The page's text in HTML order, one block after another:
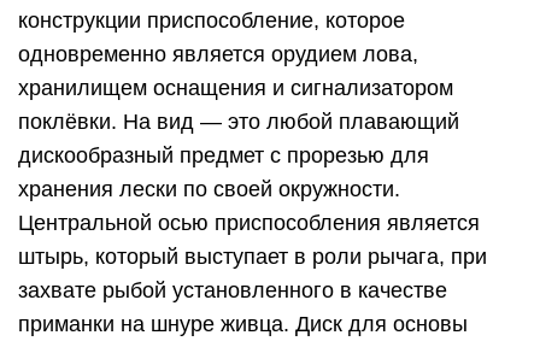
конструкции приспособление, которое
одновременно является орудием лова,
хранилищем оснащения и сигнализатором
поклёвки. На вид — это любой плавающий
дискообразный предмет с прорезью для
хранения лески по своей окружности.
Центральной осью приспособления является
штырь, который выступает в роли рычага, при
захвате рыбой установленного в качестве
приманки на шнуре живца. Диск для основы